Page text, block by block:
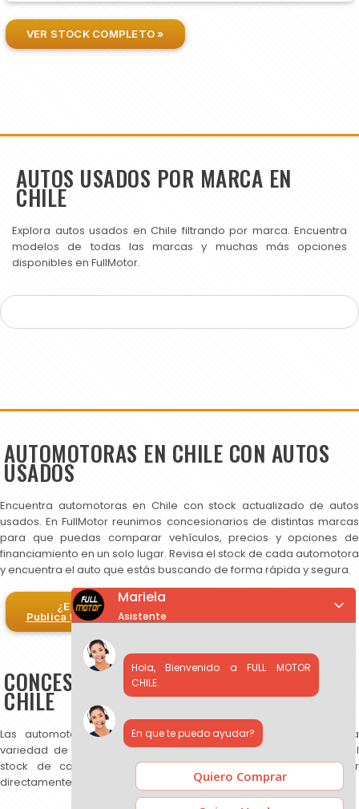
VER STOCK COMPLETO »
AUTOS USADOS POR MARCA EN
CHILE
Explora autos usados en Chile filtrando por marca. Encuentra
modelos de todas las marcas y muchas más opciones
disponibles en FullMotor.
AUTOMOTORAS EN CHILE CON AUTOS
USADOS
Encuentra automotoras en Chile con stock actualizado de autos
usados. En FullMotor reunimos concesionarios de distintas marcas
para que puedas comparar vehículos, precios y opciones de
financiamiento en un solo lugar. Revisa el stock de cada automotora
y encuentra el auto que estás buscando de forma rápida y segura.
¿Eres automotora?
Publica tus autos en FullMotor
CONCESIONARIOS DE AUTOS USADOS EN
CHILE
Las automotoras publicadas en FullMotor ofrecen una amplia
variedad de autos usados, SUV y camionetas. Puedes revisar el
stock de cada concesionario, comparar precios y contactar
directamente para más información.
Mariela
Asistente
Hola, Bienvenido a FULL MOTOR
CHILE.
En que te puedo ayudar?
Quiero Comprar